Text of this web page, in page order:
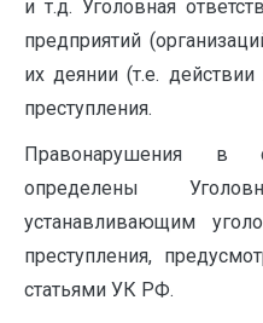
и т.д. Уголовная
предприятий
их деянии (т.е.
преступления.
Правонарушения в
определены
устанавливающим
преступления,
статьями УК РФ.